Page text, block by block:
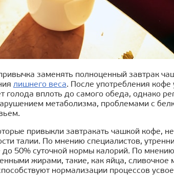
заменять полноценный завтрак
лишнего веса. После употребления кофе
голода вплоть до самого обеда, однако
метаболизма, проблемами с
привыкли завтракать чашкой кофе,
талии. По мнению специалистов,
50% суточной нормы калорий. По
жирами, такие, как яйца,
нормализации процессов